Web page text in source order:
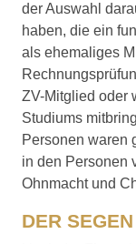
der Auswahl
haben, die ein
als ehemaliges
ZV-Mitglied oder
Studiums
Personen waren
in den Personen
Ohnmacht und
DER